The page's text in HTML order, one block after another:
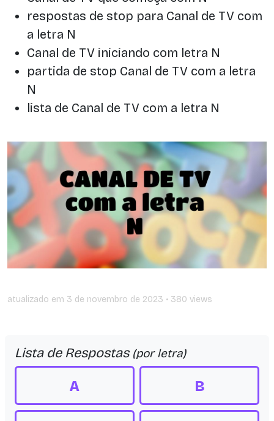
respostas de stop para Canal de TV com
a letra N
Canal de TV iniciando com letra N
partida de stop Canal de TV com a letra
N
lista de Canal de TV com a letra N
atualizado em 3 de novembro de 2023 • 380 views
Lista de Respostas (por letra)
A B